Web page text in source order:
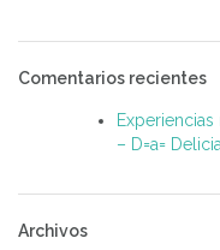
Comentarios recientes
– D=a=
Archivos